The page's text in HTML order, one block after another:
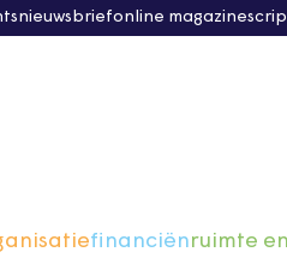
nieuwsbriefonline magazine
financiënruimte